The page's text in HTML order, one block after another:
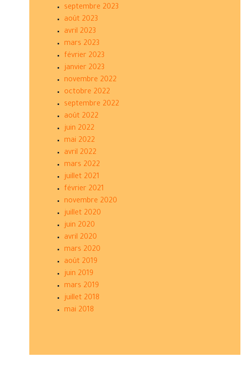
septembre 2023
août 2023
avril 2023
mars 2023
février 2023
janvier 2023
novembre 2022
octobre 2022
septembre 2022
août 2022
juin 2022
mai 2022
avril 2022
mars 2022
juillet 2021
février 2021
novembre 2020
juillet 2020
juin 2020
avril 2020
mars 2020
août 2019
juin 2019
mars 2019
juillet 2018
mai 2018